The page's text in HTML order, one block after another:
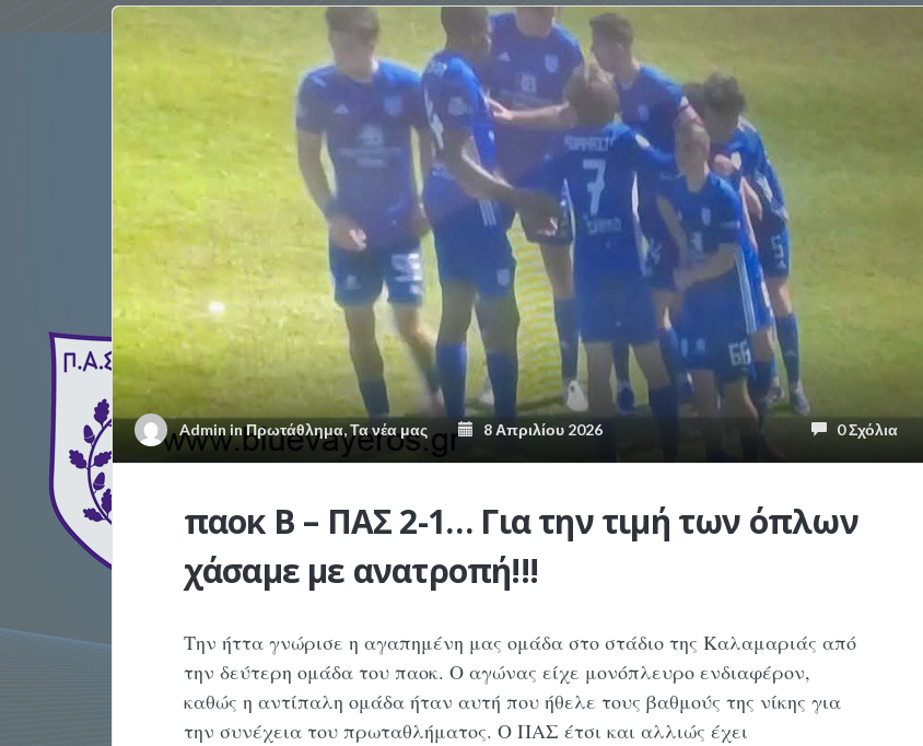
Admin inΠρωτάθλημα,Τα νέα μας 8 Απριλίου 2026 0 Σχόλια
παοκ Β – ΠΑΣ 2-1… Για την τιμή των όπλων
χάσαμε με ανατροπή!!!
Την ήττα γνώρισε η αγαπημένη μας ομάδα στο στάδιο της Καλαμαριάς από
την δεύτερη ομάδα του παοκ. Ο αγώνας είχε μονόπλευρο ενδιαφέρον,
καθώς η αντίπαλη ομάδα ήταν αυτή που ήθελε τους βαθμούς της νίκης για
την συνέχεια του πρωταθλήματος. Ο ΠΑΣ έτσι και αλλιώς έχει